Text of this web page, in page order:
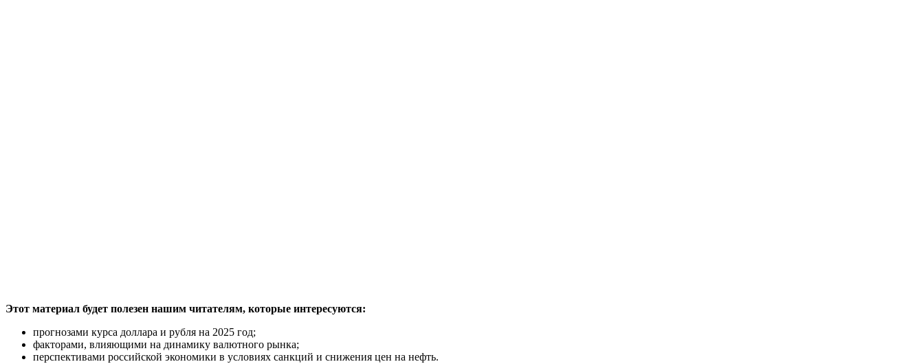
Этот материал будет полезен нашим читателям, которые интересуются:
прогнозами курса доллара и рубля на 2025 год;
факторами, влияющими на динамику валютного рынка;
перспективами российской экономики в условиях санкций и снижения цен на нефть.